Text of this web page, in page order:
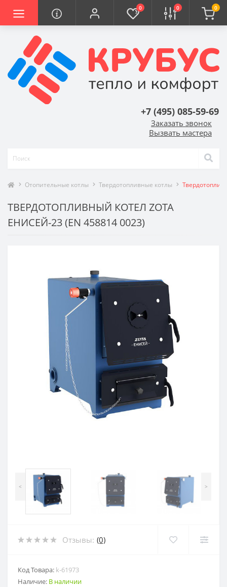
0 0 0
+7 (495) 085-59-69
Заказать звонок
Вызвать мастера
Отопительные котлы Твердотопливные котлы
ТВЕРДОТОПЛИВНЫЙ КОТЕЛ ZOTA
ЕНИСЕЙ-23 (EN 458814 0023)
< >
Отзывы: (0)
Код Товара: k-61973
Наличие: В наличии